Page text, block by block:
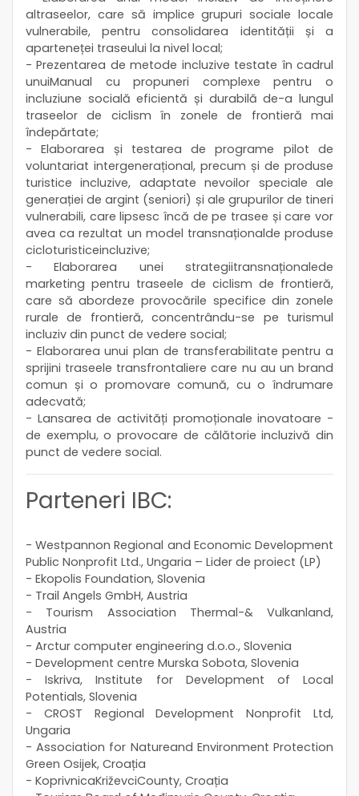
altraseelor, care să implice grupuri sociale locale
vulnerabile, pentru consolidarea identității și a
aparteneței traseului la nivel local;
- Prezentarea de metode incluzive testate în cadrul
unuiManual cu propuneri complexe pentru o
incluziune socială eficientă și durabilă de-a lungul
traseelor de ciclism în zonele de frontieră mai
îndepărtate;
- Elaborarea și testarea de programe pilot de
voluntariat intergenerațional, precum și de produse
turistice incluzive, adaptate nevoilor speciale ale
generației de argint (seniori) și ale grupurilor de tineri
vulnerabili, care lipsesc încă de pe trasee și care vor
avea ca rezultat un model transnaționalde produse
cicloturisticeincluzive;
- Elaborarea unei strategiitransnaționalede
marketing pentru traseele de ciclism de frontieră,
care să abordeze provocările specifice din zonele
rurale de frontieră, concentrându-se pe turismul
incluziv din punct de vedere social;
- Elaborarea unui plan de transferabilitate pentru a
sprijini traseele transfrontaliere care nu au un brand
comun și o promovare comună, cu o îndrumare
adecvată;
- Lansarea de activități promoționale inovatoare -
de exemplu, o provocare de călătorie incluzivă din
punct de vedere social.
Parteneri IBC:
- Westpannon Regional and Economic Development
Public Nonprofit Ltd., Ungaria – Lider de proiect (LP)
- Ekopolis Foundation, Slovenia
- Trail Angels GmbH, Austria
- Tourism Association Thermal-& Vulkanland,
Austria
- Arctur computer engineering d.o.o., Slovenia
- Development centre Murska Sobota, Slovenia
- Iskriva, Institute for Development of Local
Potentials, Slovenia
- CROST Regional Development Nonprofit Ltd,
Ungaria
- Association for Natureand Environment Protection
Green Osijek, Croația
- KoprivnicaKriževciCounty, Croația